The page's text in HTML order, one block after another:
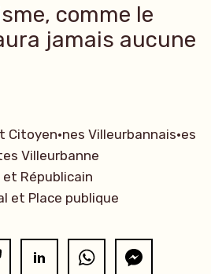
comme le
jamais aucune
Citoyen·nes Villeurbannais·es
Villeurbanne
Républicain
et Place publique